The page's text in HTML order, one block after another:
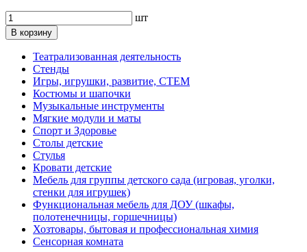
шт
В корзину
Театрализованная деятельность
Стенды
Игры, игрушки, развитие, СТЕМ
Костюмы и шапочки
Музыкальные инструменты
Мягкие модули и маты
Спорт и Здоровье
Столы детские
Стулья
Кровати детские
Мебель для группы детского сада (игровая, уголки,
стенки для игрушек)
Функциональная мебель для ДОУ (шкафы,
полотенечницы, горшечницы)
Хозтовары, бытовая и профессиональная химия
Сенсорная комната